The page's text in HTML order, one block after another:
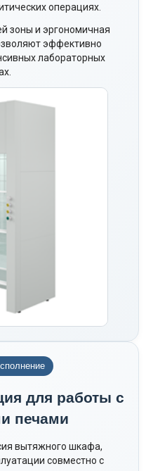
операциях.
зоны и эргономичная
эффективно
лабораторных
для работы с
печами
вытяжного шкафа,
совместно с